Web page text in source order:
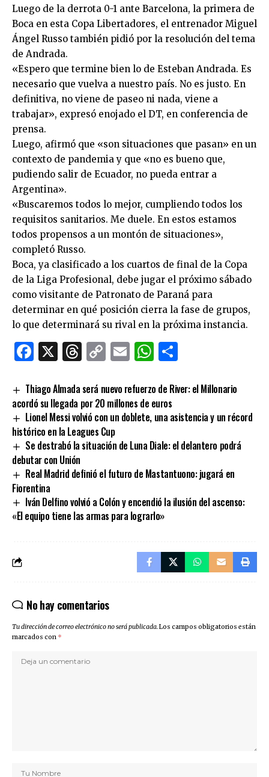
Luego de la derrota 0-1 ante Barcelona, la primera de
Boca en esta Copa Libertadores, el entrenador Miguel
Ángel Russo también pidió por la resolución del tema
de Andrada.
«Espero que termine bien lo de Esteban Andrada. Es
necesario que vuelva a nuestro país. No es justo. En
definitiva, no viene de paseo ni nada, viene a
trabajar», expresó enojado el DT, en conferencia de
prensa.
Luego, afirmó que «son situaciones que pasan» en un
contexto de pandemia y que «no es bueno que,
pudiendo salir de Ecuador, no pueda entrar a
Argentina».
«Buscaremos todos lo mejor, cumpliendo todos los
requisitos sanitarios. Me duele. En estos estamos
todos propensos a un montón de situaciones»,
completó Russo.
Boca, ya clasificado a los cuartos de final de la Copa
de la Liga Profesional, debe jugar el próximo sábado
como visitante de Patronato de Paraná para
determinar en qué posición cierra la fase de grupos,
lo que determinará su rival en la próxima instancia.
Facebook
X Threads
CopyEmailWhatsApp
Thiago Almada será nuevo refuerzo de River: el Millonario
acordó su llegada por 20 millones de euros
Lionel Messi volvió con un doblete, una asistencia y un récord
histórico en la Leagues Cup
Se destrabó la situación de Luna Diale: el delantero podrá
debutar con Unión
Real Madrid definió el futuro de Mastantuono: jugará en
Fiorentina
Iván Delfino volvió a Colón y encendió la ilusión del ascenso:
«El equipo tiene las armas para lograrlo»
No hay comentarios
Tu dirección de correo electrónico no será publicada.Los campos obligatorios están
marcados con *